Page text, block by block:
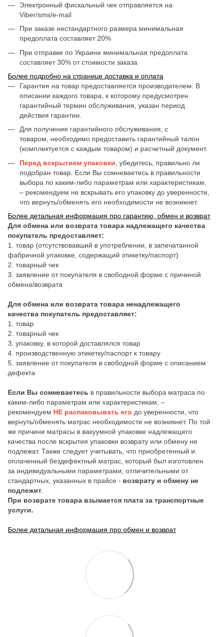
Электронный фискальный чек отправляется на
Viber/sms/e-mail
При заказе нестандартного размера минимальная
предоплата составляет 20%
При отправке по Украине минимальная предоплата
составляет 30% от стоимости заказа
Более подробно на странице доставка и оплата
Гарантия на товар предоставляется производителем. В
описании каждого товара, к которому предусмотрен
гарантийный термин обслуживания, указан период
действия гарантии.
Для получения гарантийного обслуживания, с
товаром, необходимо предоставить гарантийный талон
(комплектуется с каждым товаром) и расчетный документ.
Перед вскрытием упаковки , убедитесь, правильно ли
подобран товар. Если Вы сомневаетесь в правильности
выбора по каким-либо параметрам или характеристикам,
– рекомендуем не вскрывать его упаковку до уверенности,
что вернуть/обменять его необходимости не возникнет.
Более детальная информация про гарантию, обмен и возврат
Для обмена или возврата товара надлежащего качества
покупатель предоставляет:
1. товар (отсутствовавший в употреблении, в запечатанной
фабричной упаковке, содержащий этикетку/паспорт)
2. товарный чек
3. заявление от покупателя в свободной форме с причиной
обмена/возврата
Для обмена или возврата товара ненадлежащего
качества покупатель предоставляет:
1. товар
2. товарный чек
3. упаковку, в которой доставлялся товар
4. производственную этикетку/паспорт к товару
5. заявление от покупателя в свободной форме с описанием
дефекта
Если Вы сомневаетесь в правильности выбора матраса по
каким-либо параметрам или характеристикам, –
рекомендуем НЕ распаковывать его до уверенности, что
вернуть/обменять матрас необходимости не возникнет. По той
же причине матрасы в вакуумной упаковке надлежащего
качества после вскрытия упаковки возврату или обмену не
подлежат. Также следует учитывать, что приобретенный и
оплаченный бездефектный матрас, который был изготовлен
за индивидуальными параметрами, отличительными от
стандартных, указанных в прайсе - возврату и обмену не
подлежит.
При возврате товара взымается плата за транспортные
услуги.
Более детальная информация про обмен и возврат